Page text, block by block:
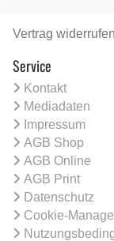
Vertrag widerrufen
Service
Kontakt
Mediadaten
Impressum
AGB Shop
AGB Online
AGB Print
Datenschutz
Cookie-